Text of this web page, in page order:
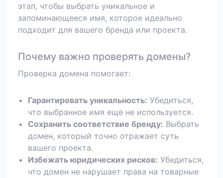
этап, чтобы выбрать уникальное и
запоминающееся имя, которое идеально
подходит для вашего бренда или проекта.
Почему важно проверять домены?
Проверка домена помогает:
Гарантировать уникальность: Убедиться,
что выбранное имя еще не используется.
Сохранить соответствие бренду: Выбрать
домен, который точно отражает суть
вашего проекта.
Избежать юридических рисков: Убедиться,
что домен не нарушает права на товарные